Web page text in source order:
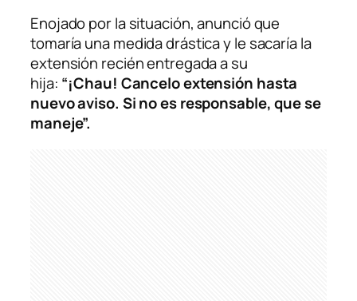
Enojado por la situación, anunció que
tomaría una medida drástica y le sacaría la
extensión recién entregada a su
hija: “¡Chau! Cancelo extensión hasta
nuevo aviso. Si no es responsable, que se
maneje”.